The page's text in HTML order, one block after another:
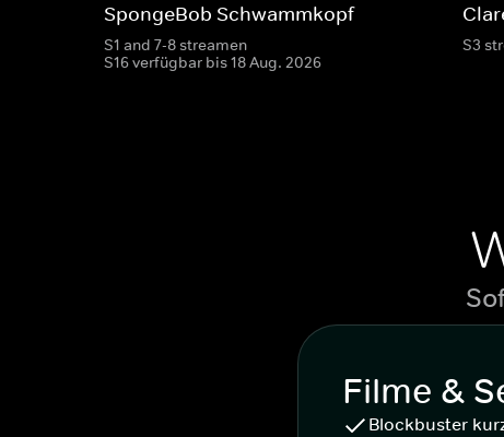
SpongeBob Schwammkopf
S1 and 7-8 streamen
S16 verfügbar bis 18 Aug. 2026
S3
Filme &
Blockbuster